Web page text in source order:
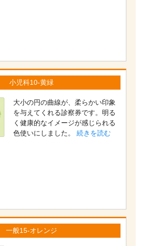
小児科10-黄緑
大小の円の曲線が、柔らかい印象
を与えてくれる診察券です。明る
く健康的なイメージが感じられる
色使いにしました。続きを読む
一般15-オレンジ